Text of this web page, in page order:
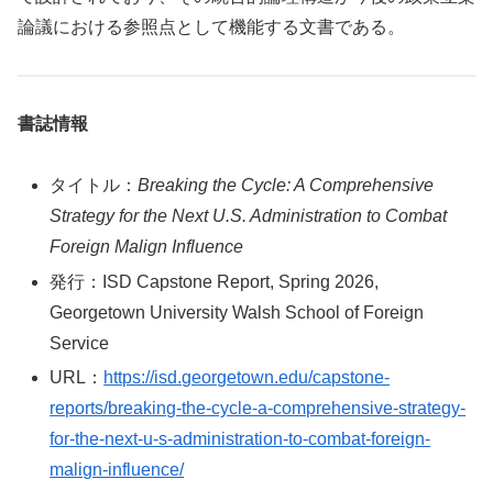
論議における参照点として機能する文書である。
書誌情報
タイトル：Breaking the Cycle: A Comprehensive
Strategy for the Next U.S. Administration to Combat
Foreign Malign Influence
発行：ISD Capstone Report, Spring 2026,
Georgetown University Walsh School of Foreign
Service
URL： https://isd.georgetown.edu/capstone-
reports/breaking-the-cycle-a-comprehensive-strategy-
for-the-next-u-s-administration-to-combat-foreign-
malign-influence/